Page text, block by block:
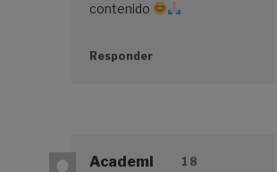
contenido
Responder
Academi
18